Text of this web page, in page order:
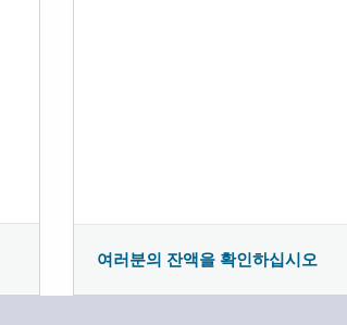
여러분의 잔액을 확인하십시오